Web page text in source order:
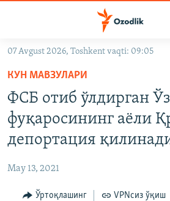
Асосий
навигацияга
ўтинг
Қидиришга
ўтинг
OZODARXIV
На русском
ИЖТИМОИЙ ТАРМОҚЛАР
07 Avgust 2026, Toshkent vaqti: 09:05
КУН МАВЗУЛАРИ
ФСБ отиб ўлдирган
фуқаросининг аёли
депортация
May 13, 2021
Ўртоқлашинг VPNсиз ўқиш